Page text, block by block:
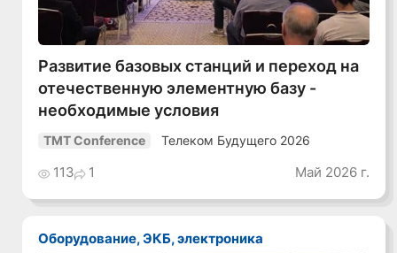
Развитие базовых станций и переход на
отечественную элементную базу -
необходимые условия
TMT Conference Телеком Будущего 2026
113 1 Май 2026 г.
Оборудование, ЭКБ, электроника